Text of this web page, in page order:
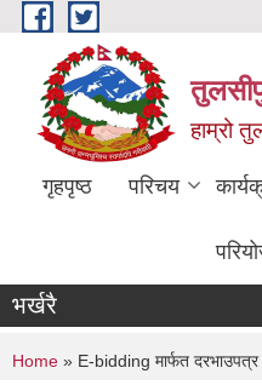
Skip to main content
हाम्रो
गृहपृष्ठ परिचय
भर्खरै
You are here
Home » E-bidding मार्फत दरभाउपत्र